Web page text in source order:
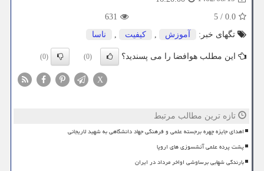
0.0
/
5
631
تگهای خبر:
آموزش , كیفیت , ناسا
این مطلب هوافضا را می پسندید؟ (0)
(0)
X
تازه ترین مطالب مرتبط
اهدای جایزه چهره برجسته علمی و فرهنگی جهاد دانشگاهی به شهید لاریجانی
پشت پرده علمی آتشسوزی های اروپا
بارندگی شهابی برساوشی اواخر مرداد در ایران